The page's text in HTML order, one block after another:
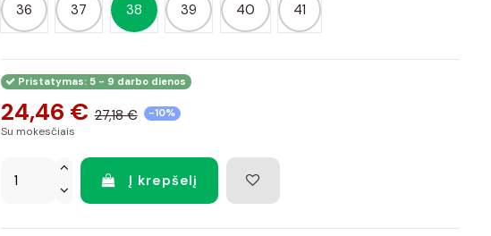
36 37 38 39 40 41
Pristatymas: 5 - 9 darbo dienos
24,46 € 27,18 € -10%
Su mokesčiais
Į krepšelį